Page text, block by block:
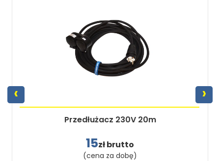
Przedłużacz 230V 20m
15zł brutto
(cena za dobę)
‹ ›